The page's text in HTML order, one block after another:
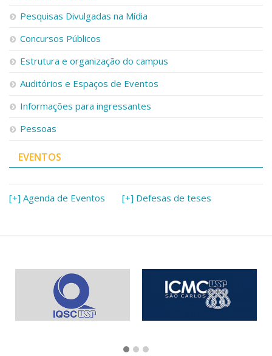
Pesquisas Divulgadas na Mídia
Concursos Públicos
Estrutura e organização do campus
Auditórios e Espaços de Eventos
Informações para ingressantes
Pessoas
EVENTOS
[+] Agenda de Eventos [+] Defesas de teses